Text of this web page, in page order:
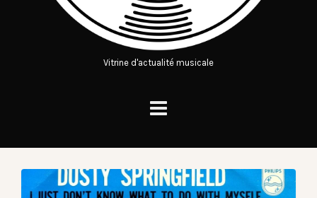
Vitrine d'actualité musicale